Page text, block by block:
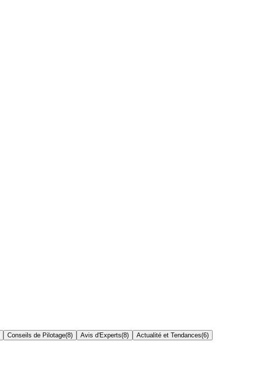
Conseils de Pilotage(8) Avis d'Experts(8) Actualité et Tendances(6)